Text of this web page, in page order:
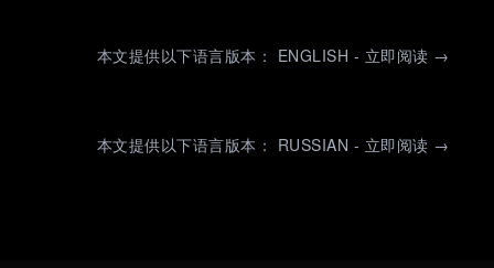
本文提供以下语言版本： ENGLISH - 立即阅读 →
本文提供以下语言版本： RUSSIAN - 立即阅读 →